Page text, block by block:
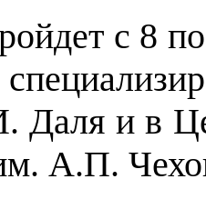
с 8
и в
А.П.